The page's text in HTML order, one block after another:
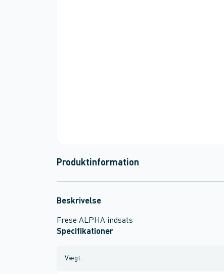
Produktinformation
Beskrivelse
Frese ALPHA indsats
Specifikationer
Vægt: